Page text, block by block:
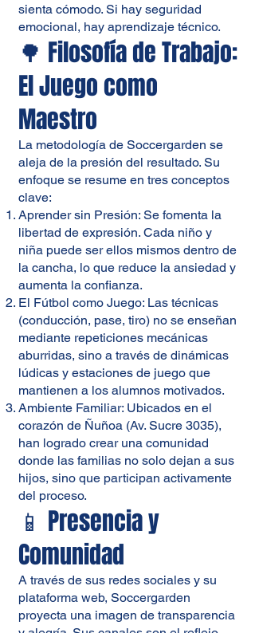
sienta cómodo. Si hay seguridad
emocional, hay aprendizaje técnico.
🌳 Filosofía de Trabajo:
El Juego como
Maestro
La metodología de Soccergarden se
aleja de la presión del resultado. Su
enfoque se resume en tres conceptos
clave:
Aprender sin Presión: Se fomenta la
libertad de expresión. Cada niño y
niña puede ser ellos mismos dentro de
la cancha, lo que reduce la ansiedad y
aumenta la confianza.
El Fútbol como Juego: Las técnicas
(conducción, pase, tiro) no se enseñan
mediante repeticiones mecánicas
aburridas, sino a través de dinámicas
lúdicas y estaciones de juego que
mantienen a los alumnos motivados.
Ambiente Familiar: Ubicados en el
corazón de Ñuñoa (Av. Sucre 3035),
han logrado crear una comunidad
donde las familias no solo dejan a sus
hijos, sino que participan activamente
del proceso.
📱 Presencia y
Comunidad
A través de sus redes sociales y su
plataforma web, Soccergarden
proyecta una imagen de transparencia